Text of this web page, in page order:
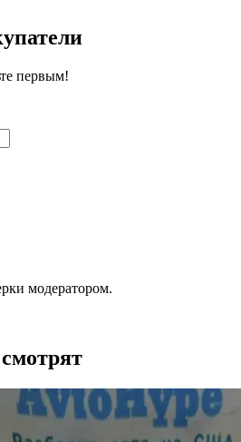
первым!
модератором.